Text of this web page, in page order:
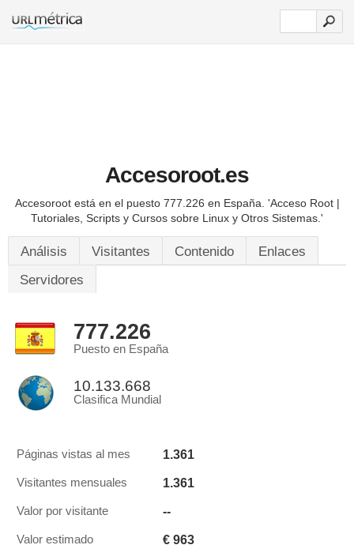
Accesoroot.es
Accesoroot está en el puesto 777.226 en España. 'Acceso Root |
Tutoriales, Scripts y Cursos sobre Linux y Otros Sistemas.'
Análisis Visitantes Contenido
Enlaces
Servidores
777.226
Puesto en España
10.133.668
Clasifica Mundial
Páginas vistas al mes 1.361
Visitantes mensuales 1.361
Valor por visitante --
Valor estimado € 963